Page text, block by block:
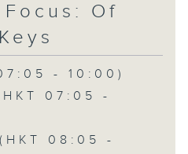
Of
- 10:00)
07:05 -
08:05 -